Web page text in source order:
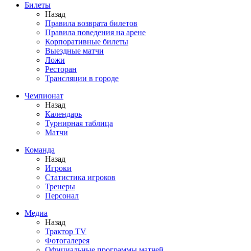
Билеты
Назад
Правила возврата билетов
Правила поведения на арене
Корпоративные билеты
Выездные матчи
Ложи
Ресторан
Трансляции в городе
Чемпионат
Назад
Календарь
Турнирная таблица
Матчи
Команда
Назад
Игроки
Статистика игроков
Тренеры
Персонал
Медиа
Назад
Трактор TV
Фотогалерея